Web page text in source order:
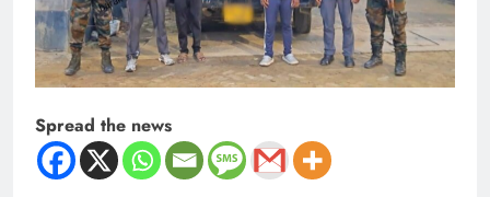
Spread the news